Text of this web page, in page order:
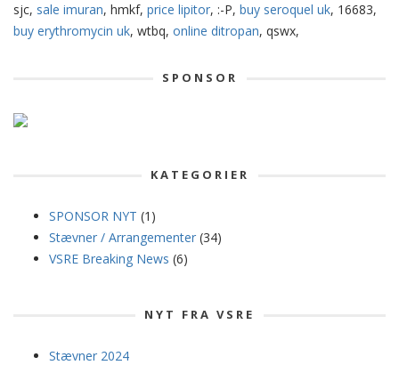
sjc, sale imuran, hmkf, price lipitor, :-P, buy seroquel uk, 16683,
buy erythromycin uk, wtbq, online ditropan, qswx,
SPONSOR
KATEGORIER
SPONSOR NYT (1)
Stævner / Arrangementer (34)
VSRE Breaking News (6)
NYT FRA VSRE
Stævner 2024